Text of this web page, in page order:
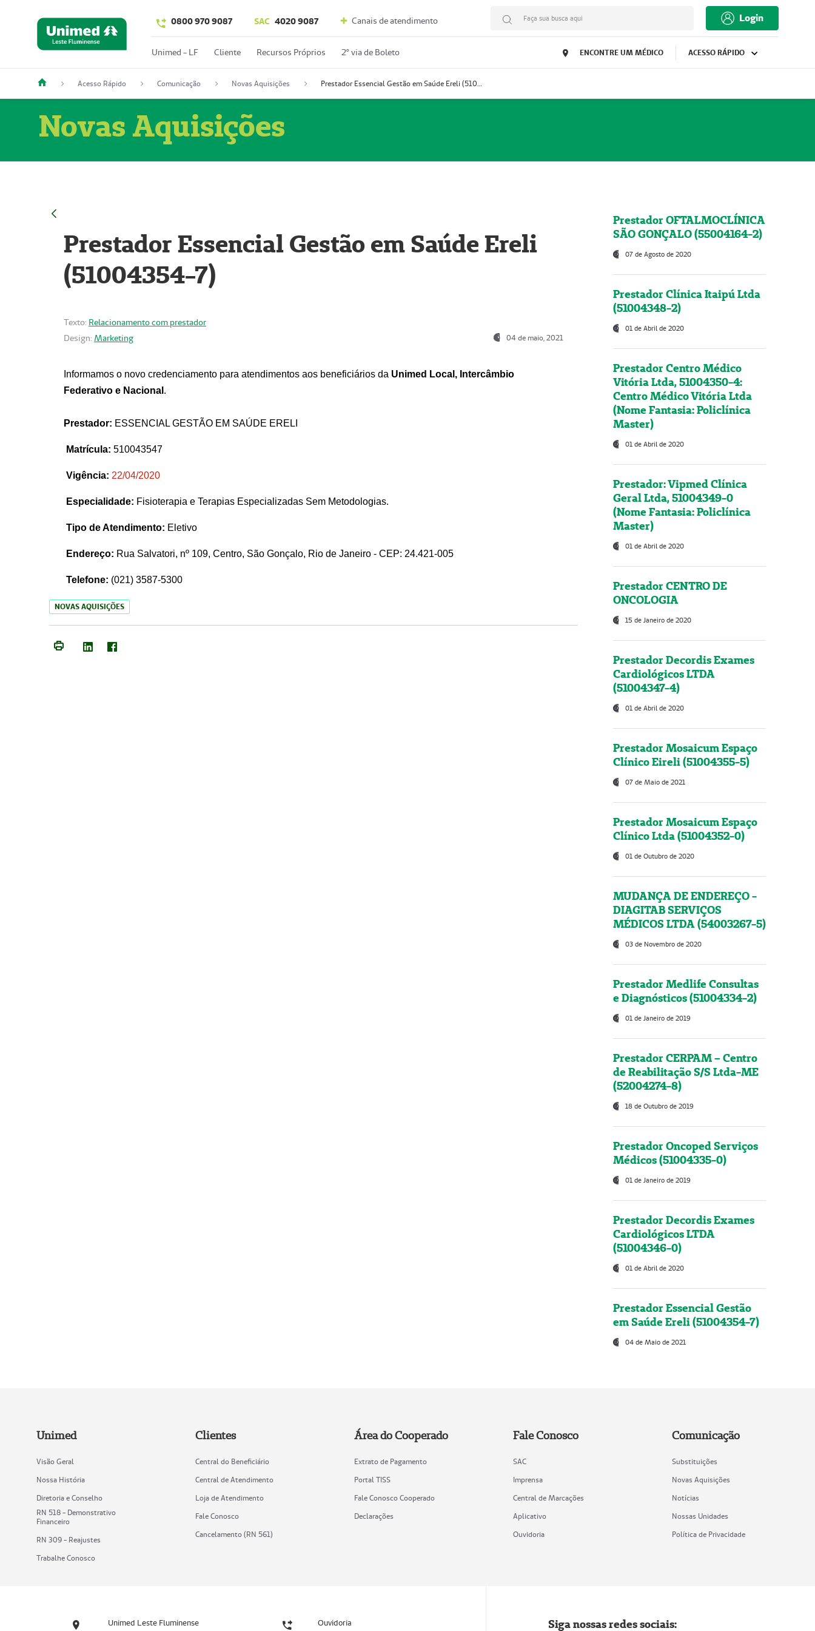
0800 970 9087 SAC 4020 9087 Canais de atendimento Faça sua busca aqui Login
Unimed - LF Cliente Recursos Próprios 2º via de Boleto ENCONTRE UM MÉDICO ACESSO RÁPIDO
Acesso Rápido Comunicação Novas Aquisições Prestador Essencial Gestão em Saúde Ereli (51004354-7)
Novas Aquisições
Prestador Essencial Gestão em Saúde Ereli
(51004354-7)
Texto: Relacionamento com prestador
Design: Marketing 04 de maio, 2021
Informamos o novo credenciamento para atendimentos aos beneficiários da Unimed Local, Intercâmbio
Federativo e Nacional .
Prestador: ESSENCIAL GESTÃO EM SAÚDE ERELI
Matrícula: 510043547
Vigência: 22/04/2020
Especialidade: Fisioterapia e Terapias Especializadas Sem Metodologias.
Tipo de Atendimento: Eletivo
Endereço: Rua Salvatori, nº 109, Centro, São Gonçalo, Rio de Janeiro - CEP: 24.421-005
Telefone: (021) 3587-5300
NOVAS AQUISIÇÕES
Prestador OFTALMOCLÍNICA
SÃO GONÇALO (55004164-2)
07 de Agosto de 2020
Prestador Clínica Itaipú Ltda
(51004348-2)
01 de Abril de 2020
Prestador Centro Médico
Vitória Ltda, 51004350-4:
Centro Médico Vitória Ltda
(Nome Fantasia: Policlínica
Master)
01 de Abril de 2020
Prestador: Vipmed Clínica
Geral Ltda, 51004349-0
(Nome Fantasia: Policlínica
Master)
01 de Abril de 2020
Prestador CENTRO DE
ONCOLOGIA
15 de Janeiro de 2020
Prestador Decordis Exames
Cardiológicos LTDA
(51004347-4)
01 de Abril de 2020
Prestador Mosaicum Espaço
Clínico Eireli (51004355-5)
07 de Maio de 2021
Prestador Mosaicum Espaço
Clínico Ltda (51004352-0)
01 de Outubro de 2020
MUDANÇA DE ENDEREÇO -
DIAGITAB SERVIÇOS
MÉDICOS LTDA (54003267-5)
03 de Novembro de 2020
Prestador Medlife Consultas
e Diagnósticos (51004334-2)
01 de Janeiro de 2019
Prestador CERPAM – Centro
de Reabilitação S/S Ltda-ME
(52004274-8)
18 de Outubro de 2019
Prestador Oncoped Serviços
Médicos (51004335-0)
01 de Janeiro de 2019
Prestador Decordis Exames
Cardiológicos LTDA
(51004346-0)
01 de Abril de 2020
Prestador Essencial Gestão
em Saúde Ereli (51004354-7)
04 de Maio de 2021
Unimed
Visão Geral
Nossa História
Diretoria e Conselho
RN 518 - Demonstrativo
Financeiro
RN 309 - Reajustes
Trabalhe Conosco
Clientes
Central do Beneficiário
Central de Atendimento
Loja de Atendimento
Fale Conosco
Cancelamento (RN 561)
Área do Cooperado
Extrato de Pagamento
Portal TISS
Fale Conosco Cooperado
Declarações
Fale Conosco
SAC
Imprensa
Central de Marcações
Aplicativo
Ouvidoria
Comunicação
Substituições
Novas Aquisições
Notícias
Nossas Unidades
Política de Privacidade
Unimed Leste Fluminense Ouvidoria Siga nossas redes sociais: